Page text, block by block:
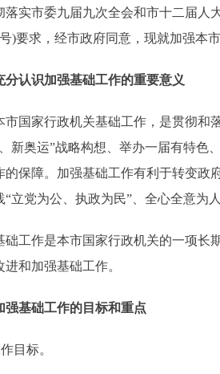
决策公开
便民服务
中介服务
市委九届九次全会和市十二届人大
号)要求，经市政府同意，现就加强本
认识加强基础工作的重要意义
家行政机关基础工作，是贯彻和落
新奥运”战略构想、举办一届有特色
的保障。加强基础工作有利于转变政
“立党为公、执政为民”、全心全意为
作是本市国家行政机关的一项长期
和加强基础工作。
强基础工作的目标和重点
标。